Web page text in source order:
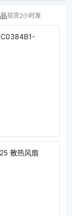
现货2小时发
散热风扇